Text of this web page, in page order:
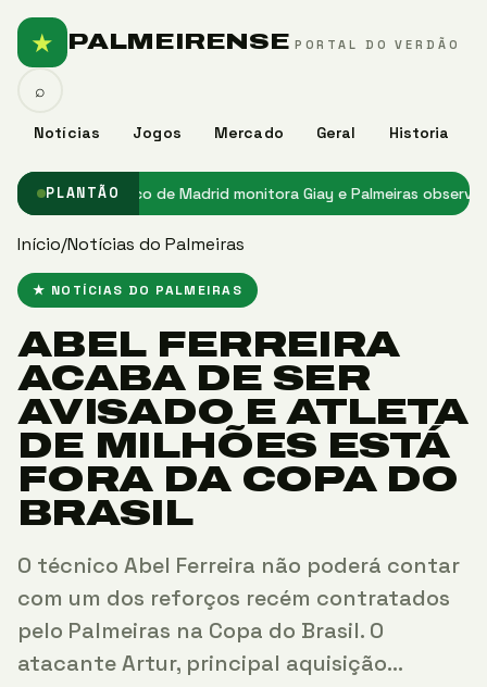
★ PALMEIRENSE PORTAL DO VERDÃO
Notícias Jogos Mercado Geral Historia
⌕
PLANTÃO
★ Atlético de Madrid monitora Giay e Palmeiras observa
Início/Notícias do Palmeiras
★ NOTÍCIAS DO PALMEIRAS
ABEL FERREIRA
ACABA DE SER
AVISADO E ATLETA
DE MILHÕES ESTÁ
FORA DA COPA DO
BRASIL
O técnico Abel Ferreira não poderá contar
com um dos reforços recém contratados
pelo Palmeiras na Copa do Brasil. O
atacante Artur, principal aquisição…